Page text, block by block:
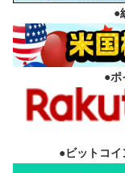
●
●ポ
●ビットコ